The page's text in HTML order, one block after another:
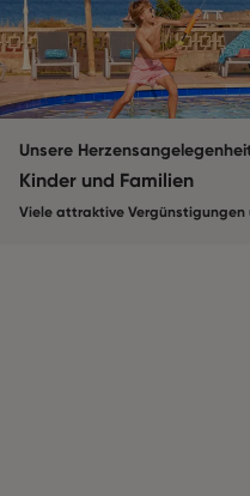
Unsere
Kinder und Familien
Viele attraktive Vergünstigungen